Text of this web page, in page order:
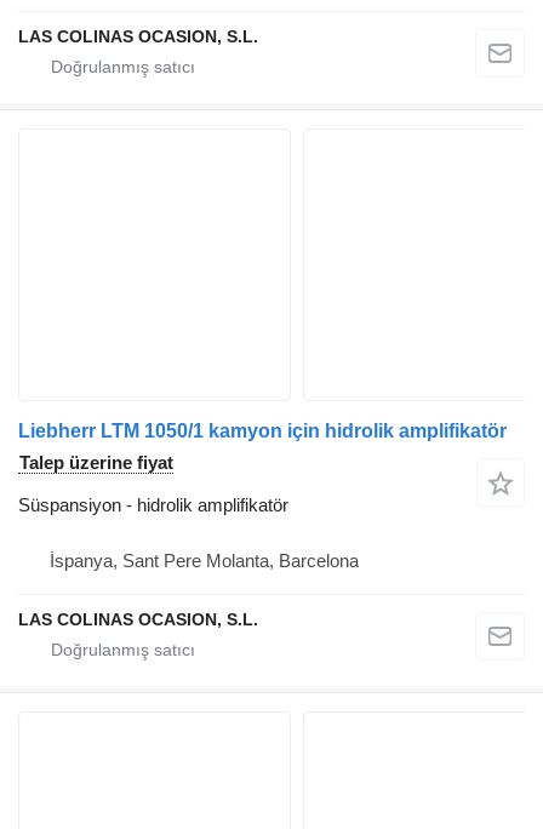
LAS COLINAS OCASION, S.L.
Liebherr LTM 1050/1 kamyon için hidrolik amplifikatör
Talep üzerine fiyat
Süspansiyon - hidrolik amplifikatör
İspanya, Sant Pere Molanta, Barcelona
LAS COLINAS OCASION, S.L.